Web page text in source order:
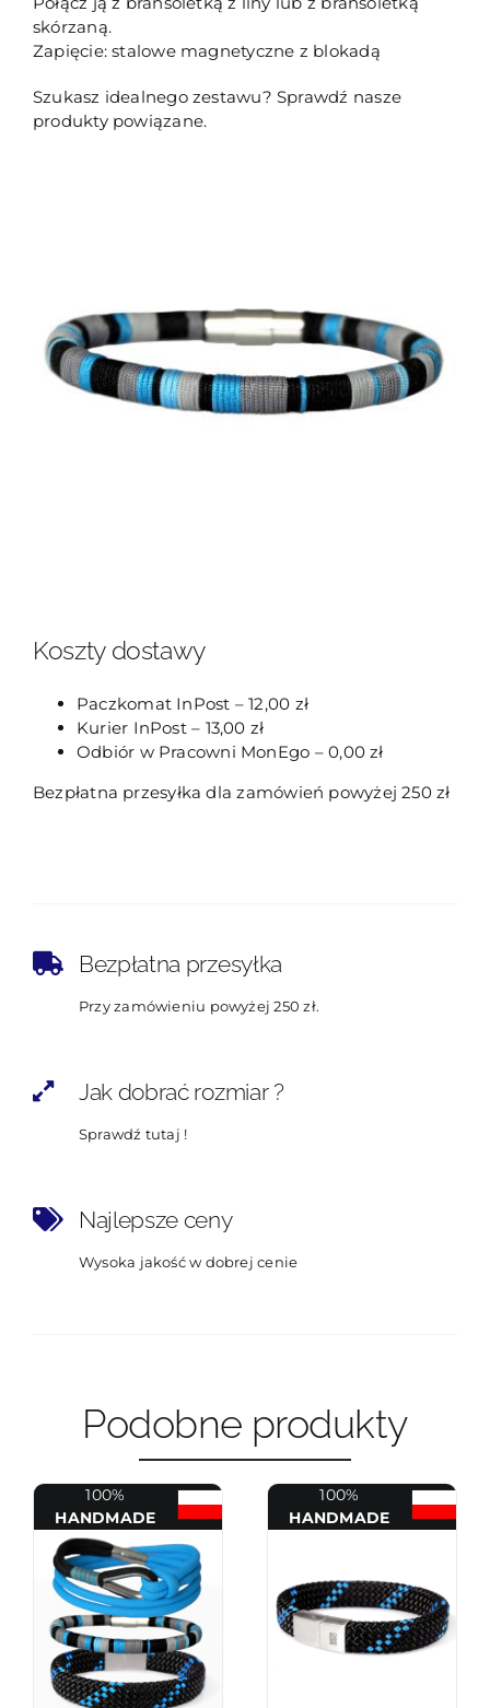
skórzaną.
Zapięcie: stalowe magnetyczne z blokadą
Szukasz idealnego zestawu? Sprawdź nasze
produkty powiązane.
Koszty dostawy
Paczkomat InPost – 12,00 zł
Kurier InPost – 13,00 zł
Odbiór w Pracowni MonEgo – 0,00 zł
Bezpłatna przesyłka dla zamówień powyżej 250 zł
Bezpłatna przesyłka
Przy zamówieniu powyżej 250 zł.
Jak dobrać rozmiar ?
Sprawdź tutaj !
Najlepsze ceny
Wysoka jakość w dobrej cenie
Podobne produkty
100%
HANDMADE
100%
HANDMADE